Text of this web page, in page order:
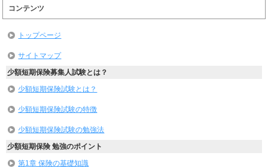
コンテンツ
トップページ
サイトマップ
少額短期保険募集人試験とは？
少額短期保険試験とは？
少額短期保険試験の特徴
少額短期保険試験の勉強法
少額短期保険 勉強のポイント
第1章 保険の基礎知識